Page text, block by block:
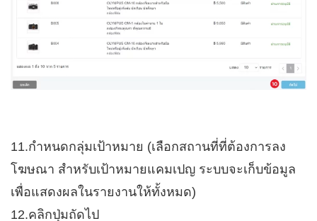
11.กำหนดกลุ่มเป้าหมาย (เลือกสถานที่ที่ต้องการลง
โฆษณา สำหรับเป้าหมายแคมเปญ ระบบจะเก็บข้อมูล
เพื่อแสดงผลในรายงานให้ทั้งหมด)
12.คลิกปุ่มถัดไป